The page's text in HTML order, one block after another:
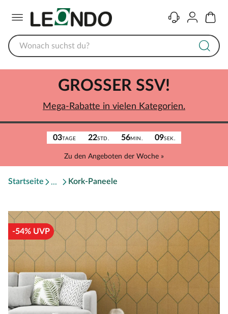
KontaktKonto
03TAGE 22STD. 56MIN. 09SEK.
Zu den Angeboten der Woche »
GROSSER SSV!
Mega-Rabatte in vielen Kategorien.
Startseite Kork-Paneele
-54% UVP